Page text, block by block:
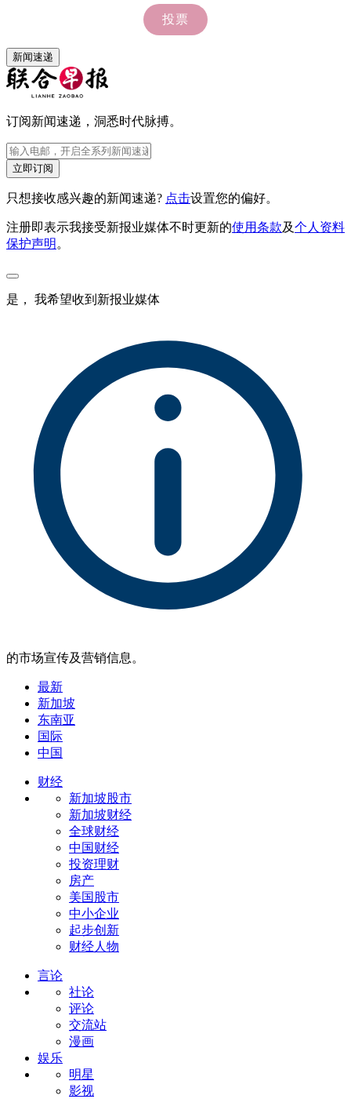
新闻速递
订阅新闻速递，洞悉时代脉搏。
立即订阅
只想接收感兴趣的新闻速递? 点击设置您的偏好。
注册即表示我接受新报业媒体不时更新的使用条款及个人资料
保护声明。
是， 我希望收到新报业媒体
的市场宣传及营销信息。
最新
新加坡
东南亚
国际
中国
财经
新加坡股市
新加坡财经
全球财经
中国财经
投资理财
房产
美国股市
中小企业
起步创新
财经人物
言论
社论
评论
交流站
漫画
娱乐
明星
影视